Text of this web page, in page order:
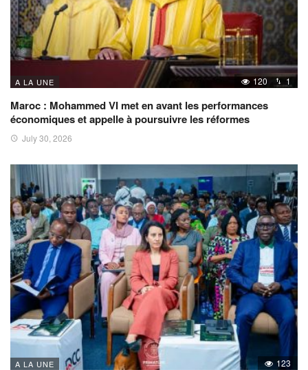
A LA UNE 120 1
Maroc : Mohammed VI met en avant les performances
économiques et appelle à poursuivre les réformes
July 30, 2026
A LA UNE 123